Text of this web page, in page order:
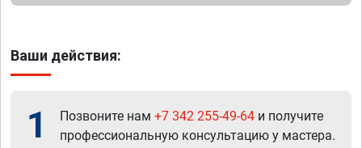
Ваши действия:
1 Позвоните нам +7 342 255-49-64 и получите
профессиональную консультацию у мастера.